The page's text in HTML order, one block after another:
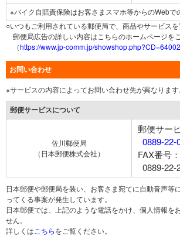
※バイク自賠責保険はお客さまスマホ等からのWebで
○いつもご利用されている郵便局で、商品やサービス
郵便局広告の詳しい内容はこちらのホームページを
（https://www.jp-comm.jp/
お問い合わせ
※サービスの内容によってお問い合わせ先が異なります
郵便サービスについて
佐川郵便局
（日本郵便株式会社）
郵便サー
0889-22-
FAX番号：
0889-22-
日本郵便や郵便局を装い、お客さま宛てに自動音声等
ってくる事案が発生しています。
日本郵便では、上記のような電話をかけ、個人情報を
せん。
詳しくは こちらをご覧ください。